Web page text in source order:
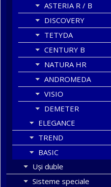
ASTERIA R / B
DISCOVERY
TETYDA
CENTURY B
NATURA HR
ANDROMEDA
VISIO
DEMETER
ELEGANCE
TREND
BASIC
Uşi duble
Sisteme speciale